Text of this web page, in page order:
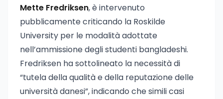
Mette Fredriksen, è intervenuto
pubblicamente criticando la Roskilde
University per le modalità adottate
nell’ammissione degli studenti bangladeshi.
Fredriksen ha sottolineato la necessità di
“tutela della qualità e della reputazione delle
università danesi”, indicando che simili casi